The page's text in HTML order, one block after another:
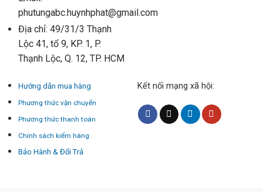
phutungabc.huynhphat@gmail.com
Địa chỉ: 49/31/3 Thạnh
Lộc 41, tổ 9, KP. 1, P.
Thạnh Lộc, Q. 12, TP. HCM
Hướng dẫn mua hàng
Phương thức vận chuyển
Phương thức thanh toán
Chính sách kiểm hàng
Bảo Hành & Đổi Trả
Kết nối mạng xã hội: